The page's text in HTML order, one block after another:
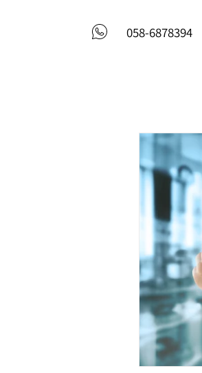
058-6878394